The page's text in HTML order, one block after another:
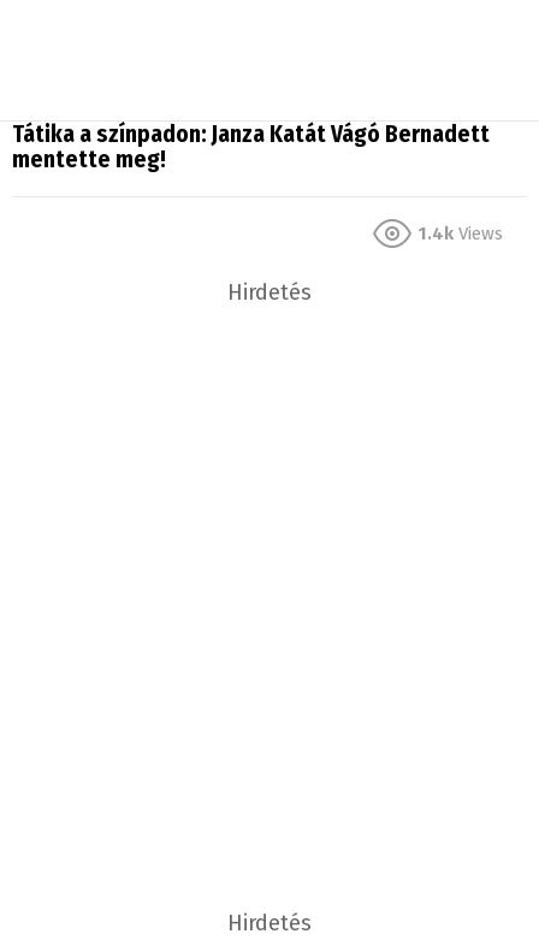
Tátika a színpadon: Janza Katát Vágó Bernadett
mentette meg!
1.4k Views
Hirdetés
Hirdetés